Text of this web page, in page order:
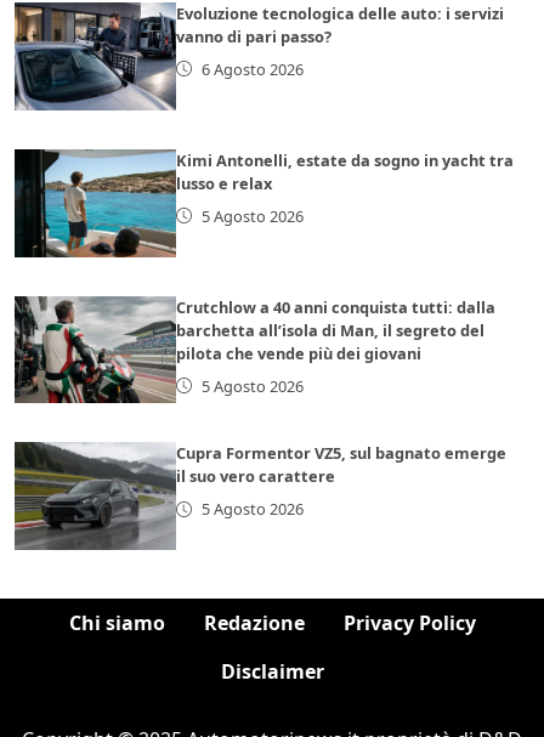
Evoluzione tecnologica delle auto: i servizi
vanno di pari passo?
6 Agosto 2026
Kimi Antonelli, estate da sogno in yacht tra
lusso e relax
5 Agosto 2026
Crutchlow a 40 anni conquista tutti: dalla
barchetta all’isola di Man, il segreto del
pilota che vende più dei giovani
5 Agosto 2026
Cupra Formentor VZ5, sul bagnato emerge
il suo vero carattere
5 Agosto 2026
Chi siamo Redazione
Privacy Policy
Disclaimer